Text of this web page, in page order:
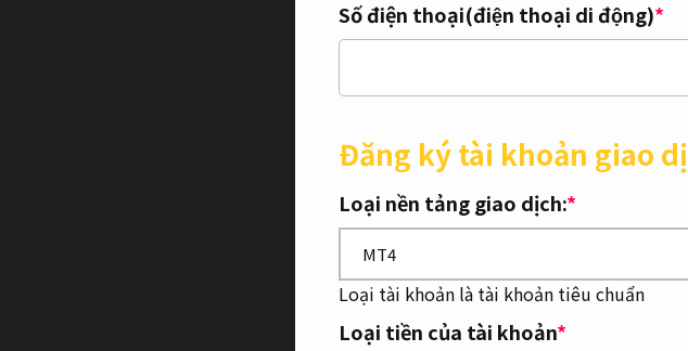
Số điện thoại(điện thoại di động)*
Đăng ký tài khoản giao
Loại nền tảng giao dịch:*
Loại tài khoản là tài khoản tiêu chuẩn
Loại tiền của tài khoản*